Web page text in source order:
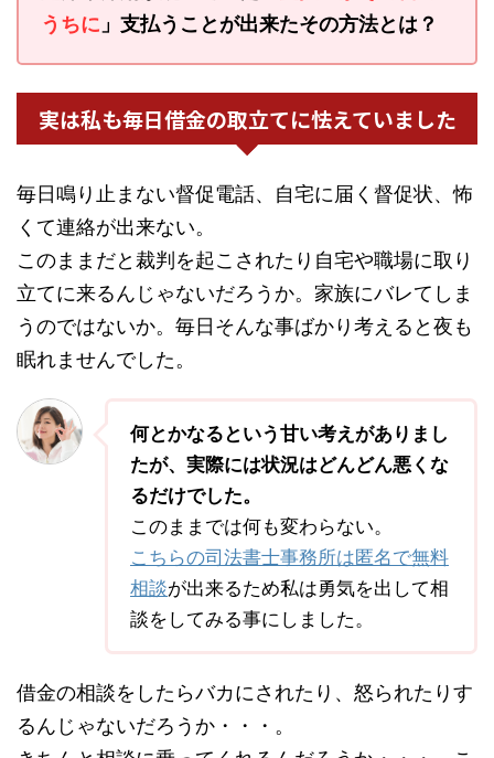
うちに 」支払うことが出来たその方法とは？
実は私も毎日借金の取立てに怯えていました
毎日鳴り止まない督促電話、自宅に届く督促状、怖
くて連絡が出来ない。
このままだと裁判を起こされたり自宅や職場に取り
立てに来るんじゃないだろうか。家族にバレてしま
うのではないか。毎日そんな事ばかり考えると夜も
眠れませんでした。
何とかなるという甘い考えがありまし
たが、実際には状況はどんどん悪くな
るだけでした。
このままでは何も変わらない。
こちらの司法書士事務所は匿名で無料
相談が出来るため私は勇気を出して相
談をしてみる事にしました。
借金の相談をしたらバカにされたり、怒られたりす
るんじゃないだろうか・・・。